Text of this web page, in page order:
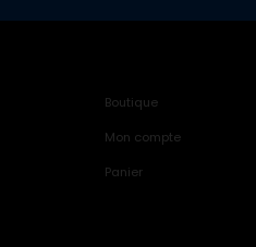
Boutique
Mon compte
Panier